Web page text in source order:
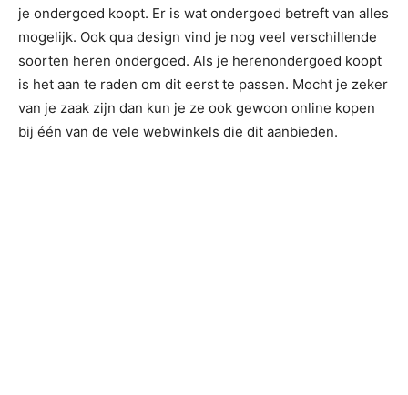
je ondergoed koopt. Er is wat ondergoed betreft van alles
mogelijk. Ook qua design vind je nog veel verschillende
soorten heren ondergoed. Als je herenondergoed koopt
is het aan te raden om dit eerst te passen. Mocht je zeker
van je zaak zijn dan kun je ze ook gewoon online kopen
bij één van de vele webwinkels die dit aanbieden.